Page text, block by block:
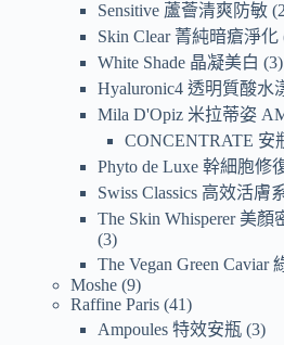
Sensitive 蘆薈清爽防敏 2
Skin Clear 菁純暗瘡淨化
White Shade 晶凝美白
3
Hyaluronic4 透明質酸水
Mila D'Opiz 米拉蒂姿
CONCENTRATE 安
Phyto de Luxe 幹細胞修
Swiss Classics 高效活膚
The Skin Whisperer 美顏
3
The Vegan Green Caviar
Moshe 9
Raffine Paris 41
Ampoules 特效安瓶 3